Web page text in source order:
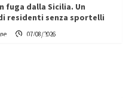
fuga dalla Sicilia. Un
residenti senza sportelli
07/08/2026
partner chiave
per la transizione